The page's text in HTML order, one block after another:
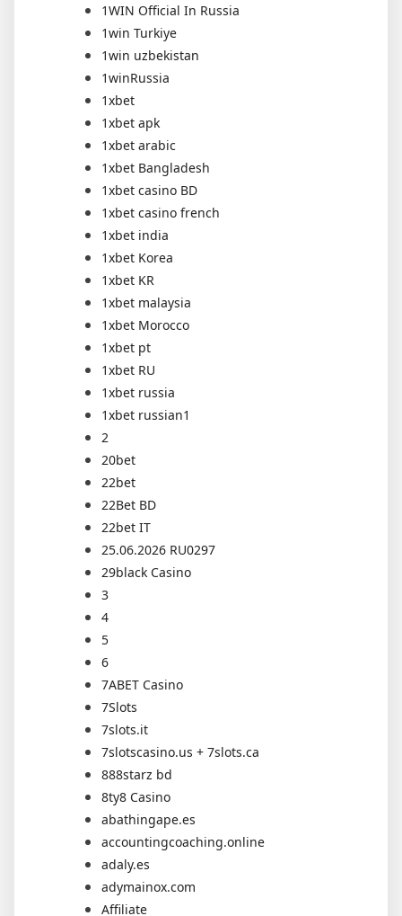
1WIN Official In Russia
1win Turkiye
1win uzbekistan
1winRussia
1xbet
1xbet apk
1xbet arabic
1xbet Bangladesh
1xbet casino BD
1xbet casino french
1xbet india
1xbet Korea
1xbet KR
1xbet malaysia
1xbet Morocco
1xbet pt
1xbet RU
1xbet russia
1xbet russian1
2
20bet
22bet
22Bet BD
22bet IT
25.06.2026 RU0297
29black Casino
3
4
5
6
7ABET Casino
7Slots
7slots.it
7slotscasino.us + 7slots.ca
888starz bd
8ty8 Casino
abathingape.es
accountingcoaching.online
adaly.es
adymainox.com
Affiliate